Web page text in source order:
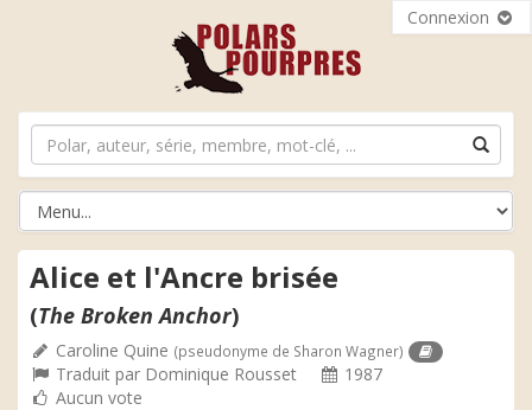
Connexion
Alice et l'Ancre brisée
(The Broken Anchor)
Caroline Quine (pseudonyme de Sharon Wagner)
Traduit par Dominique Rousset
1987
Aucun vote